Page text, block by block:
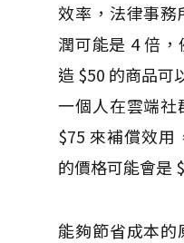
效率，法律事務
潤可能是 4 倍
造 $50 的商品可
一個人在雲端社
$75 來補償效用
的價格可能會是
能夠節省成本